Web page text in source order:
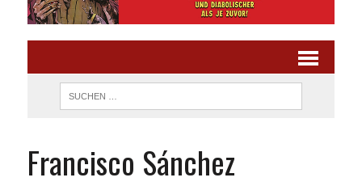
Francisco Sánchez